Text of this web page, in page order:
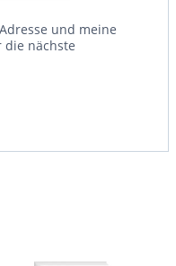
und meine
die nächste